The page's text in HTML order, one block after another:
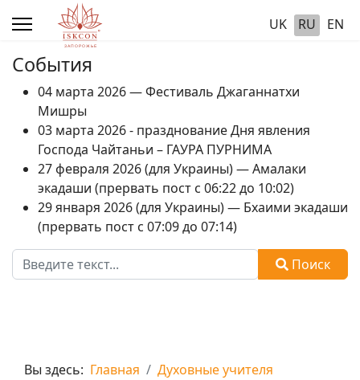
UK RU EN
События
04 марта 2026 — Фестиваль Джаганнатхи
Мишры
03 марта 2026 - празднование Дня явления
Господа Чайтаньи – ГАУРА ПУРНИМА
27 февраля 2026 (для Украины) — Амалаки
экадаши (прервать пост с 06:22 до 10:02)
29 января 2026 (для Украины) — Бхаими экадаши
(прервать пост с 07:09 до 07:14)
Поиск
Поиск
Вы здесь: Главная
Духовные учителя